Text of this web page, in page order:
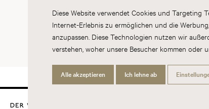
Diese Website verwendet Cookies und Targeting
Internet-Erlebnis zu ermöglichen und die
anzupassen. Diese Technologien nutzen wir
verstehen, woher unsere Besucher kommen oder
Alle akzeptieren Ich lehne ab